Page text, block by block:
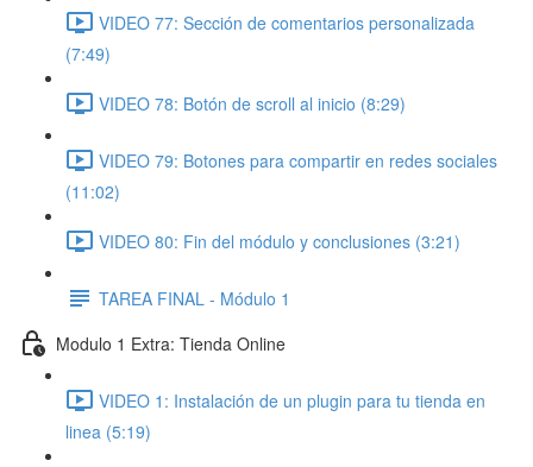
VIDEO 77: Sección de comentarios personalizada
(7:49)
VIDEO 78: Botón de scroll al inicio (8:29)
VIDEO 79: Botones para compartir en redes sociales
(11:02)
VIDEO 80: Fin del módulo y conclusiones (3:21)
TAREA FINAL - Módulo 1
Modulo 1 Extra: Tienda Online
VIDEO 1: Instalación de un plugin para tu tienda en
linea (5:19)